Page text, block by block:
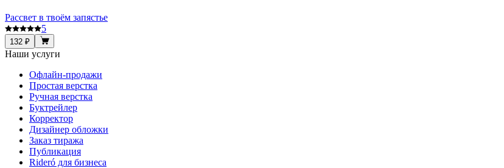
Рассвет в твоём запястье
5
132 ₽
Наши услуги
Офлайн-продажи
Простая верстка
Ручная верстка
Буктрейлер
Корректор
Дизайнер обложки
Заказ тиража
Публикация
Rideró для бизнеса